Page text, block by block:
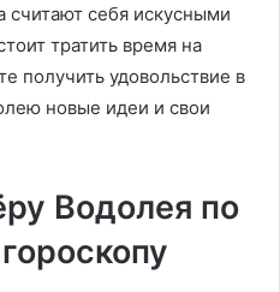
считают себя искусными
тратить время на
получить удовольствие в
новые идеи и свои
Водолея по